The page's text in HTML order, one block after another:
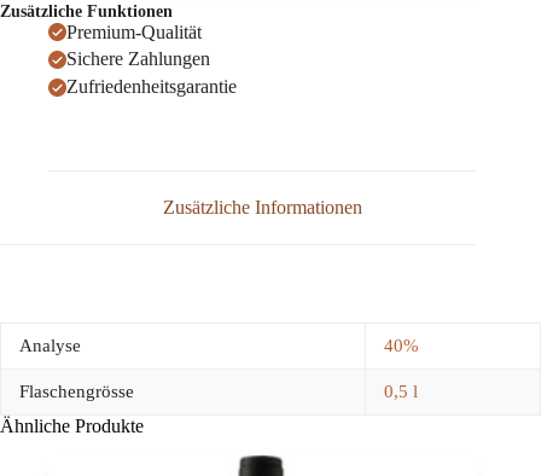
Zusätzliche Funktionen
Premium-Qualität
Sichere Zahlungen
Zufriedenheitsgarantie
Zusätzliche Informationen
Analyse 40%
Flaschengrösse 0,5 l
Ähnliche Produkte